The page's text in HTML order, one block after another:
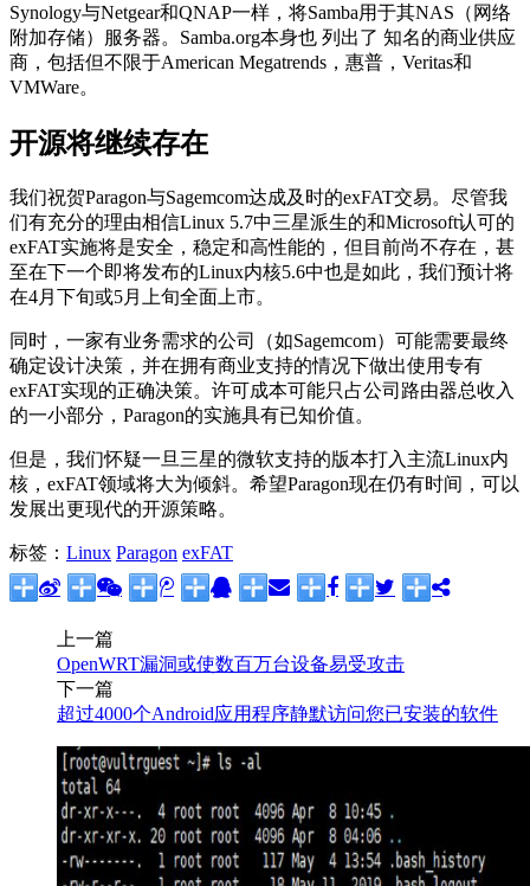
Synology与Netgear和QNAP一样，将Samba用于其NAS（网络
附加存储）服务器。Samba.org本身也 列出了 知名的商业供应
商，包括但不限于American Megatrends，惠普，Veritas和
VMWare。
开源将继续存在
我们祝贺Paragon与Sagemcom达成及时的exFAT交易。尽管我
们有充分的理由相信Linux 5.7中三星派生的和Microsoft认可的
exFAT实施将是安全，稳定和高性能的，但目前尚不存在，甚
至在下一个即将发布的Linux内核5.6中也是如此，我们预计将
在4月下旬或5月上旬全面上市。
同时，一家有业务需求的公司（如Sagemcom）可能需要最终
确定设计决策，并在拥有商业支持的情况下做出使用专有
exFAT实现的正确决策。许可成本可能只占公司路由器总收入
的一小部分，Paragon的实施具有已知价值。
但是，我们怀疑一旦三星的微软支持的版本打入主流Linux内
核，exFAT领域将大为倾斜。希望Paragon现在仍有时间，可以
发展出更现代的开源策略。
标签： Linux Paragon exFAT
上一篇
OpenWRT漏洞或使数百万台设备易受攻击
下一篇
超过4000个Android应用程序静默访问您已安装的软件